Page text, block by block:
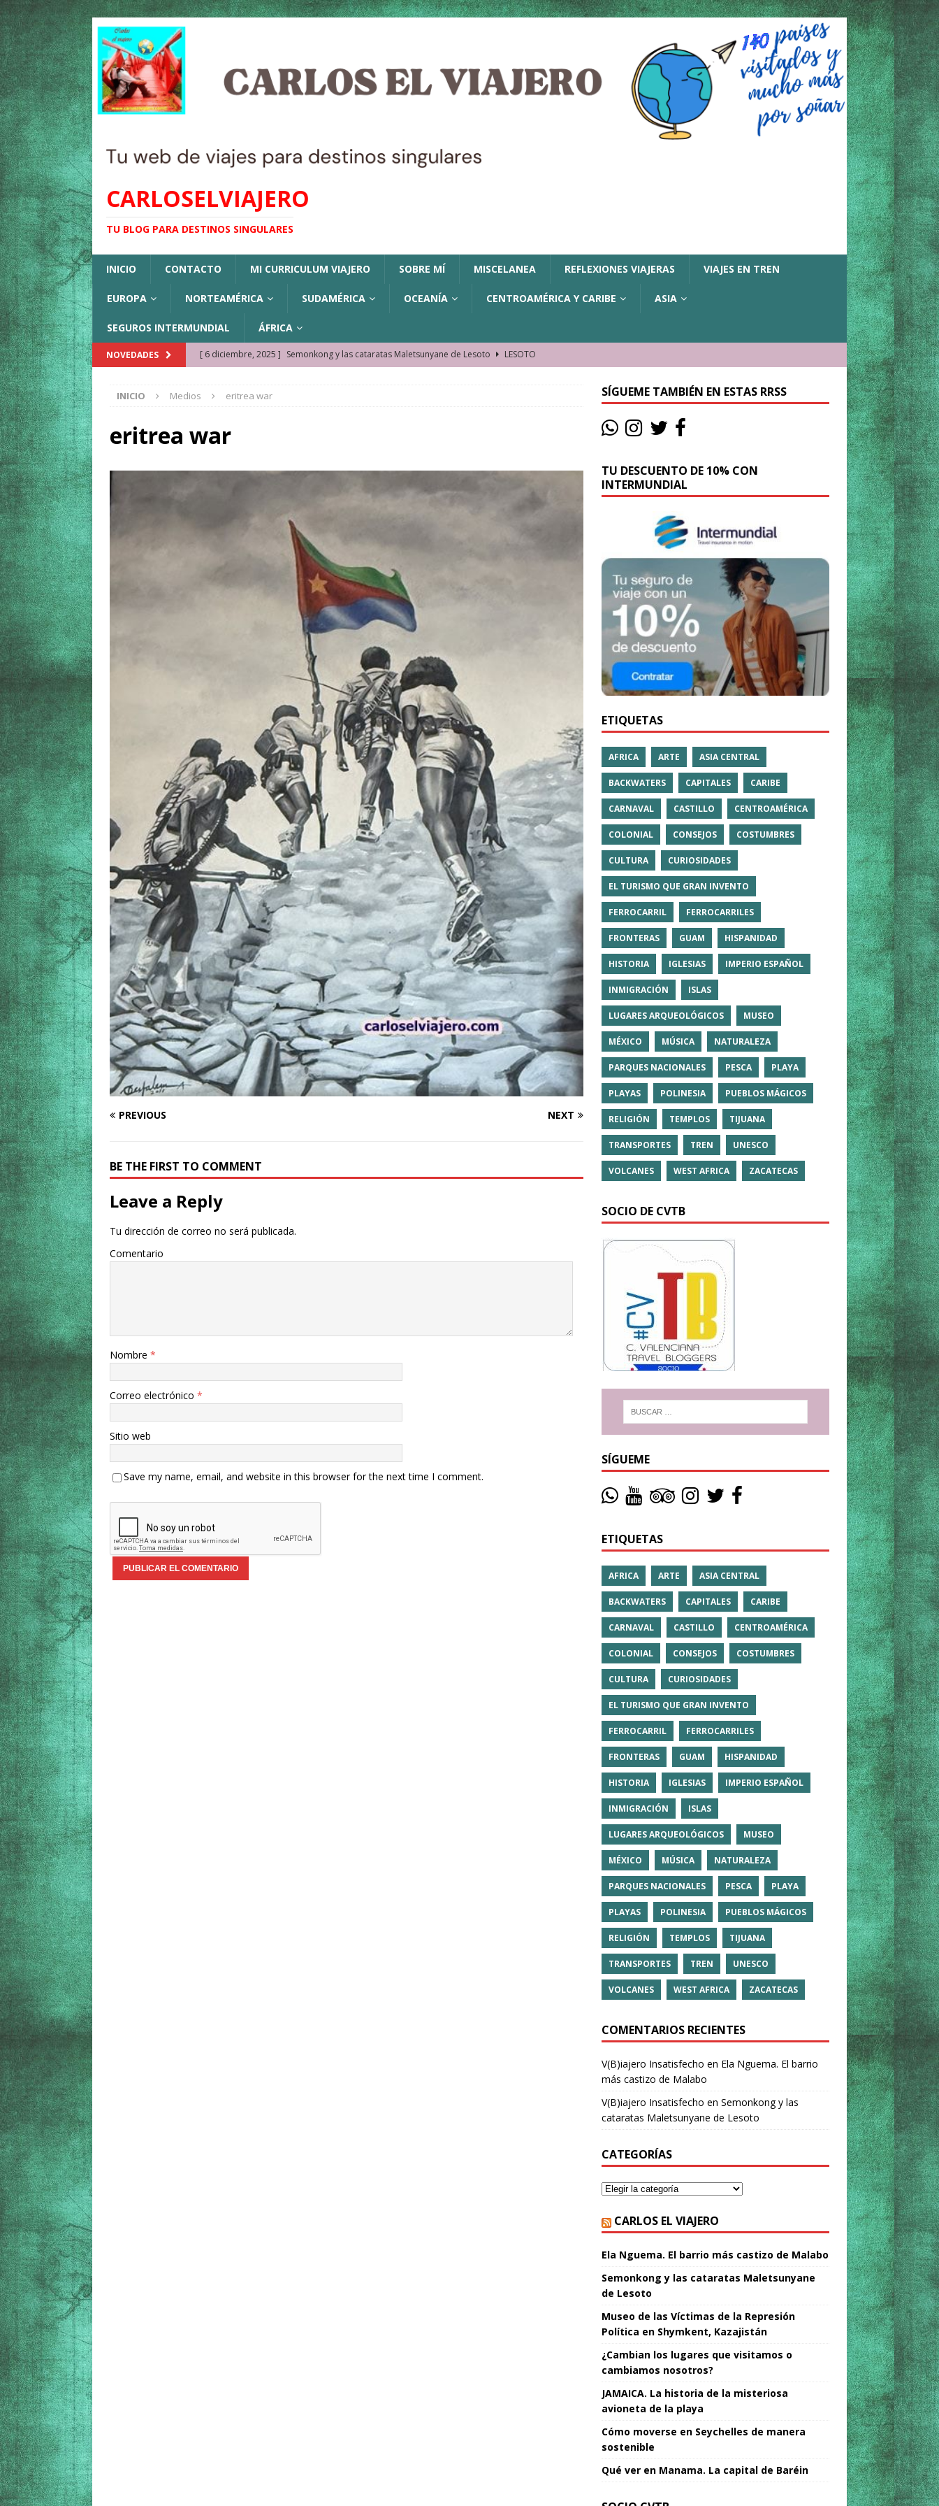
CARLOSELVIAJERO
TU BLOG PARA DESTINOS SINGULARES
INICIO CONTACTO MI CURRICULUM VIAJERO SOBRE MÍ MISCELANEA REFLEXIONES VIAJERAS VIAJES EN TREN
EUROPA NORTEAMÉRICA SUDAMÉRICA OCEANÍA CENTROAMÉRICA Y CARIBE ASIA
SEGUROS INTERMUNDIAL ÁFRICA
NOVEDADES [ 6 diciembre, 2025 ] Semonkong y las cataratas Maletsunyane de Lesoto
LESOTO
KAZAJISTÁN
[ 9 octubre, 2025 ] JAMAICA. La historia de la misteriosa avioneta de la playa
JAMAICA
Cómo moverse en Seychelles de manera sostenible
SEYCHELLES
[ 3 agosto, 2025 ]
Qué ver en Manama. La capital de Baréin
Ela Nguema. El barrio más castizo de Malabo
INICIO Medios eritrea war
eritrea war
PREVIOUS NEXT
BE THE FIRST TO COMMENT
Leave a Reply
Tu dirección de correo no será publicada.
Comentario
Nombre *
Correo electrónico *
Sitio web
Save my name, email, and website in this browser for the next time I comment.
SÍGUEME TAMBIÉN EN ESTAS RRSS
TU DESCUENTO DE 10% CON
INTERMUNDIAL
ETIQUETAS
AFRICA ARTE ASIA CENTRAL
BACKWATERS CAPITALES CARIBE
CARNAVAL CASTILLO CENTROAMÉRICA
COLONIAL CONSEJOS COSTUMBRES
CULTURA CURIOSIDADES
EL TURISMO QUE GRAN INVENTO
FERROCARRIL FERROCARRILES
FRONTERAS GUAM HISPANIDAD
HISTORIA IGLESIAS IMPERIO ESPAÑOL
INMIGRACIÓN ISLAS
LUGARES ARQUEOLÓGICOS MUSEO
MÉXICO MÚSICA NATURALEZA
PARQUES NACIONALES PESCA PLAYA
PLAYAS POLINESIA PUEBLOS MÁGICOS
RELIGIÓN TEMPLOS TIJUANA
TRANSPORTES TREN UNESCO
VOLCANES WEST AFRICA ZACATECAS
SOCIO DE CVTB
SÍGUEME
ETIQUETAS
AFRICA ARTE ASIA CENTRAL
BACKWATERS CAPITALES CARIBE
CARNAVAL CASTILLO CENTROAMÉRICA
COLONIAL CONSEJOS COSTUMBRES
CULTURA CURIOSIDADES
EL TURISMO QUE GRAN INVENTO
FERROCARRIL FERROCARRILES
FRONTERAS GUAM HISPANIDAD
HISTORIA IGLESIAS IMPERIO ESPAÑOL
INMIGRACIÓN ISLAS
LUGARES ARQUEOLÓGICOS MUSEO
MÉXICO MÚSICA NATURALEZA
PARQUES NACIONALES PESCA PLAYA
PLAYAS POLINESIA PUEBLOS MÁGICOS
RELIGIÓN TEMPLOS TIJUANA
TRANSPORTES TREN UNESCO
VOLCANES WEST AFRICA ZACATECAS
COMENTARIOS RECIENTES
V(B)iajero Insatisfecho en Ela Nguema. El barrio
más castizo de Malabo
V(B)iajero Insatisfecho en Semonkong y las
cataratas Maletsunyane de Lesoto
CATEGORÍAS
CARLOS EL VIAJERO
Ela Nguema. El barrio más castizo de Malabo
Semonkong y las cataratas Maletsunyane
de Lesoto
Museo de las Víctimas de la Represión
Política en Shymkent, Kazajistán
¿Cambian los lugares que visitamos o
cambiamos nosotros?
JAMAICA. La historia de la misteriosa
avioneta de la playa
Cómo moverse en Seychelles de manera
sostenible
Qué ver en Manama. La capital de Baréin